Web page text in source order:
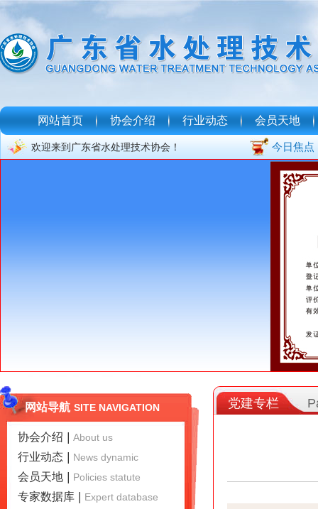
网站首页 协会介绍 行业动态 会员天地
欢迎来到广东省水处理技术协会！ 今日焦点
网站导航 SITE NAVIGATION
协会介绍 About us
行业动态 News dynamic
会员天地 Policies statute
专家数据库 Expert database
党建专栏